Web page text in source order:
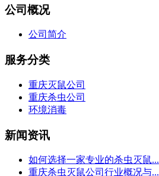
公司概况
公司简介
服务分类
重庆灭鼠公司
重庆杀虫公司
环境消毒
新闻资讯
如何选择一家专业的杀虫灭鼠...
重庆杀虫灭鼠公司行业概况与...